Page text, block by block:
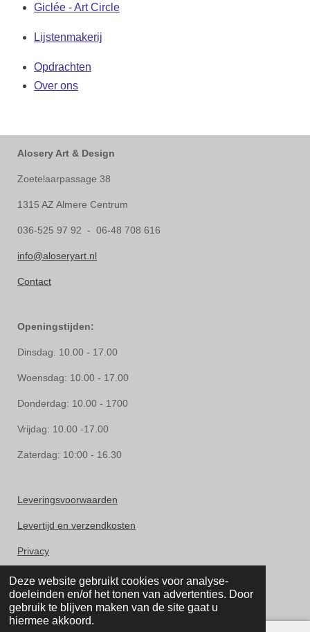
Deze website gebruikt cookies voor analyse-
doeleinden en/of het tonen van advertenties. Door
gebruik te blijven maken van de site gaat u
hiermee akkoord.
Giclée - Art Circle
Lijstenmakerij
Opdrachten
Over ons
Alosery Art & Design
Zoetelaarpassage 38
1315 AZ Almere Centrum
036-525 97 92 - 06-48 708 616
info@aloseryart.nl
Contact
Openingstijden:
Dinsdag: 10.00 - 17.00
Woensdag: 10.00 - 17.00
Donderdag: 10.00 - 1700
Vrijdag: 10.00 -17.00
Zaterdag: 10:00 - 16.30
Leveringsvoorwaarden
Levertijd en verzendkosten
Privacy
Herroepingsrecht
Klachten